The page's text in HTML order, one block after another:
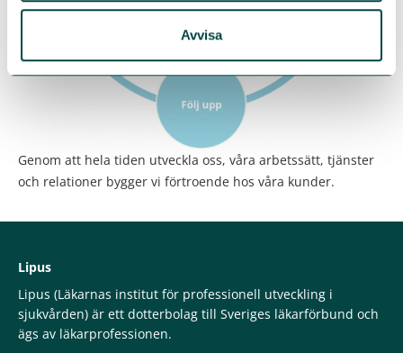
Avvisa
Genom att hela tiden utveckla oss, våra arbetssätt, tjänster
och relationer bygger vi förtroende hos våra kunder.
Lipus
Lipus (Läkarnas institut för professionell utveckling i
sjukvården) är ett dotterbolag till Sveriges läkarförbund och
ägs av läkarprofessionen.